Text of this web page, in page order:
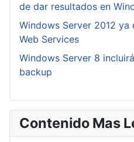
de dar resultados en
Windows Server 2012
Web Services
Windows Server 8
backup
Contenido Mas